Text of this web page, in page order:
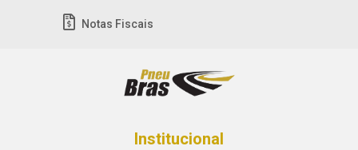
Notas Fiscais
Institucional